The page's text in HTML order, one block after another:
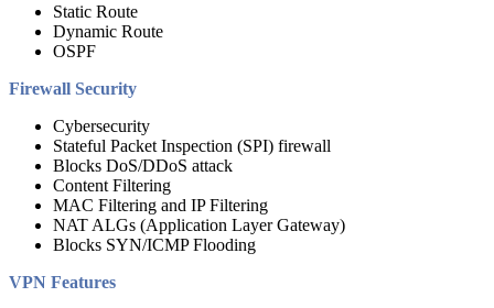
Static Route
Dynamic Route
OSPF
Firewall Security
Cybersecurity
Stateful Packet Inspection (SPI) firewall
Blocks DoS/DDoS attack
Content Filtering
MAC Filtering and IP Filtering
NAT ALGs (Application Layer Gateway)
Blocks SYN/ICMP Flooding
VPN Features